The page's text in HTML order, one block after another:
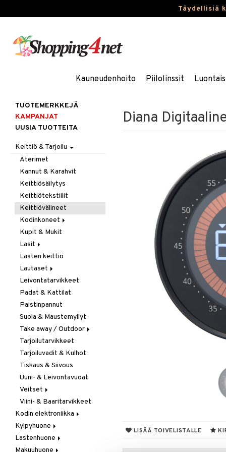
Täydellisiä
Kauneudenhoito Piilolinssit
Diana
LISÄÄ TOIVELISTALLE
TUOTEMERKKEJÄ
KAMPANJAT
UUSIA TUOTTEITA
Keittiö & Tarjoilu
Aterimet
Kannut & Karahvit
Keittiösäilytys
Keittiötekstiilit
Keittiövälineet
Kodinkoneet
Kahvi, Tee & Espresso
Leivänpaahtimet
Mixerit &
Sähkövatkaimet
Muut koneet
Vedenkeittimet
Kupit & Mukit
Lasit
Juoma- & Cocktailasit
Juomalasit
Olutlasit
Shamppanjalasit
Snapsi- & Aveclasit
Viinilasit
Whiskey- & Konjakkilasit
Lasten keittiö
Lautaset
Asetit
Ruokalautaset
Syvät lautaset
Leivontatarvikkeet
Padat & Kattilat
Paistinpannut
Suola & Maustemyllyt
Take away / Outdoor
Eväslaatikot
Pullot
Termoskannut
Termosmukit
Tarjoilutarvikkeet
Tarjoiluvadit & Kulhot
Tiskaus & Siivous
Uuni- & Leivontavuoat
Veitset
Erityisveitset
Keittiöveitset
Kuorinta- &
Vihannesveitset
Leikkuulaudat
Viini- & Baaritarvikkeet
Kodin elektroniikka
Ääni
Kylpyhuone
Kylpyhuoneen sisustus
Kylpyhuoneen tarvikkeita
Lastenhuone
Kylpyhuoneen koristelu
Makuuhuone